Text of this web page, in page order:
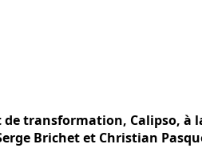
transformation, Calipso, à
Brichet et Christian